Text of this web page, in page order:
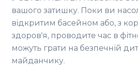
вашого затишку. Поки ви
відкритим басейном або, з
здоров'я, проводите час в
можуть грати на безпечній
майданчику.